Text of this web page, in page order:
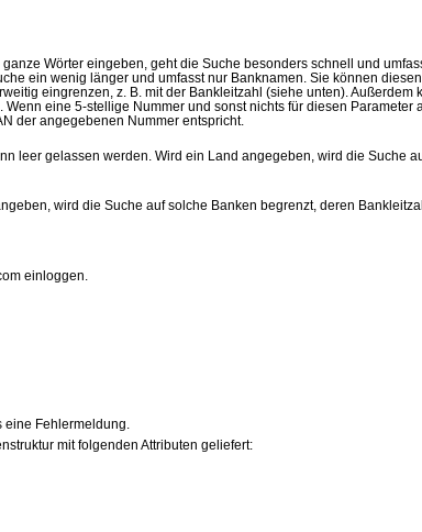
Wörter eingeben, geht die Suche besonders schnell und
ein wenig länger und umfasst nur Banknamen. Sie können
eingrenzen, z. B. mit der Bankleitzahl (siehe unten). Außerdem
eine 5-stellige Nummer und sonst nichts für diesen Parameter
der angegebenen Nummer entspricht.
leer gelassen werden. Wird ein Land angegeben, wird die Suche
wird die Suche auf solche Banken begrenzt, deren
einloggen.
eine Fehlermeldung.
mit folgenden Attributen geliefert: